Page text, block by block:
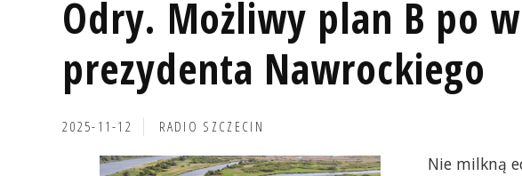
Odry. Możliwy plan B po
prezydenta Nawrockiego
2025-11-12 RADIO SZCZECIN
Nie milkną